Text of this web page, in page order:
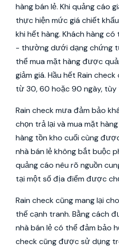
hàng bán lẻ. Khi quảng cáo
thực hiện mức giá chiết
khi hết hàng. Khách hàng
- thường dưới dạng chứng
thể mua mặt hàng được
giảm giá. Hầu hết Rain
từ 30, 60 hoặc 90 ngày, tùy
Rain check mưa đảm bảo
chọn trả lại và mua mặt
hàng tồn kho cuối cùng
nhà bán lẻ không bắt buộc
quảng cáo nêu rõ nguồn
tại một số địa điểm được
Rain check cũng mang lại
thế cạnh tranh. Bằng cách
nhà bán lẻ có thể đảm bảo
check cũng được sử dụng